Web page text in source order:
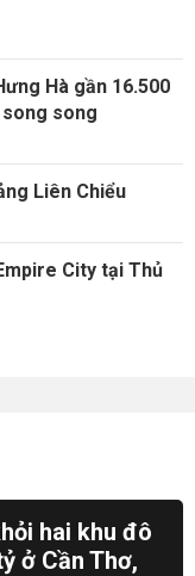
Hà gần 16.500
song
Liên Chiểu
City tại Thủ
hai khu đô
ở Cần Thơ,